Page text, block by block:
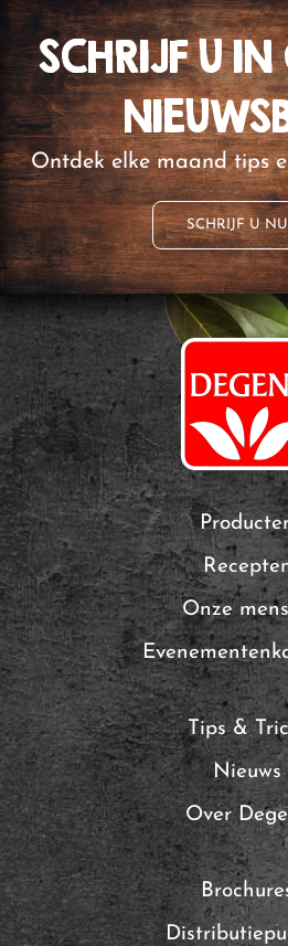
SCHRIJF U
Ontdek elke maand tips
SCHRIJF U
Onze
Tips &
Nieuws
Over